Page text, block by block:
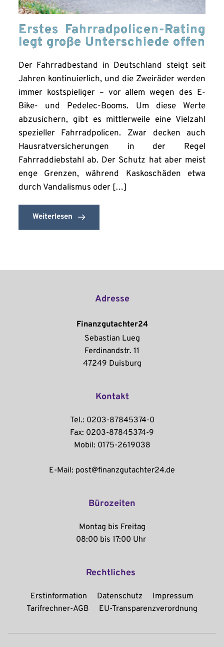
Erstes Fahrradpolicen-Rating
legt große Unterschiede offen
Der Fahrradbestand in Deutschland steigt seit
Jahren kontinuierlich, und die Zweiräder werden
immer kostspieliger – vor allem wegen des E-
Bike- und Pedelec-Booms. Um diese Werte
abzusichern, gibt es mittlerweile eine Vielzahl
spezieller Fahrradpolicen. Zwar decken auch
Hausratversicherungen in der Regel
Fahrraddiebstahl ab. Der Schutz hat aber meist
enge Grenzen, während Kaskoschäden etwa
durch Vandalismus oder […]
Weiterlesen
Adresse
Finanzgutachter24
Sebastian Lueg
Ferdinandstr. 11
47249 Duisburg
Kontakt
Tel.: 0203-87845374-0
Fax: 0203-87845374-9
Mobil: 0175-2619038
E-Mail: post@finanzgutachter24.de
Bürozeiten
Montag bis Freitag
08:00 bis 17:00 Uhr
Rechtliches
Erstinformation Datenschutz
Impressum
Tarifrechner-AGB
EU-Transparenzverordnung